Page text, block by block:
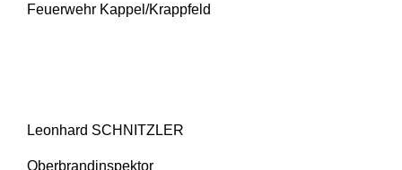
Feuerwehr Kappel/Krappfeld
Leonhard SCHNITZLER
Oberbrandinspektor